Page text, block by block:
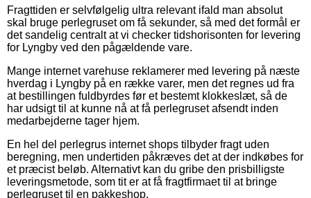
Fragttiden er selvfølgelig ultra relevant ifald man absolut
skal bruge perlegruset om få sekunder, så med det formål er
det sandelig centralt at vi checker tidshorisonten for levering
for Lyngby ved den pågældende vare.
Mange internet varehuse reklamerer med levering på næste
hverdag i Lyngby på en række varer, men det regnes ud fra
at bestillingen fuldbyrdes før et bestemt klokkeslæt, så de
har udsigt til at kunne nå at få perlegruset afsendt inden
medarbejderne tager hjem.
En hel del perlegrus internet shops tilbyder fragt uden
beregning, men undertiden påkræves det at der indkøbes for
et præcist beløb. Alternativt kan du gribe den prisbilligste
leveringsmetode, som tit er at få fragtfirmaet til at bringe
perlegruset til en pakkeshop.